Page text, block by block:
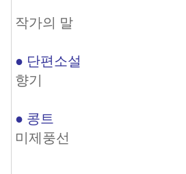
작가의 말
● 단편소설
향기
● 콩트
미제풍선